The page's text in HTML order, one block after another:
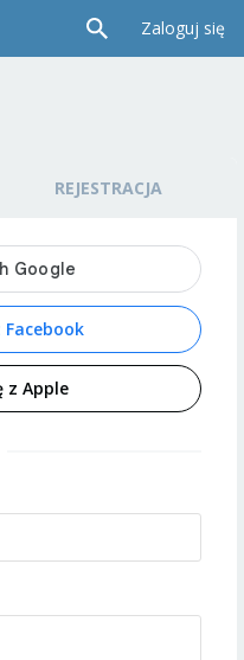
Zaloguj się
REJESTRACJA
z Apple